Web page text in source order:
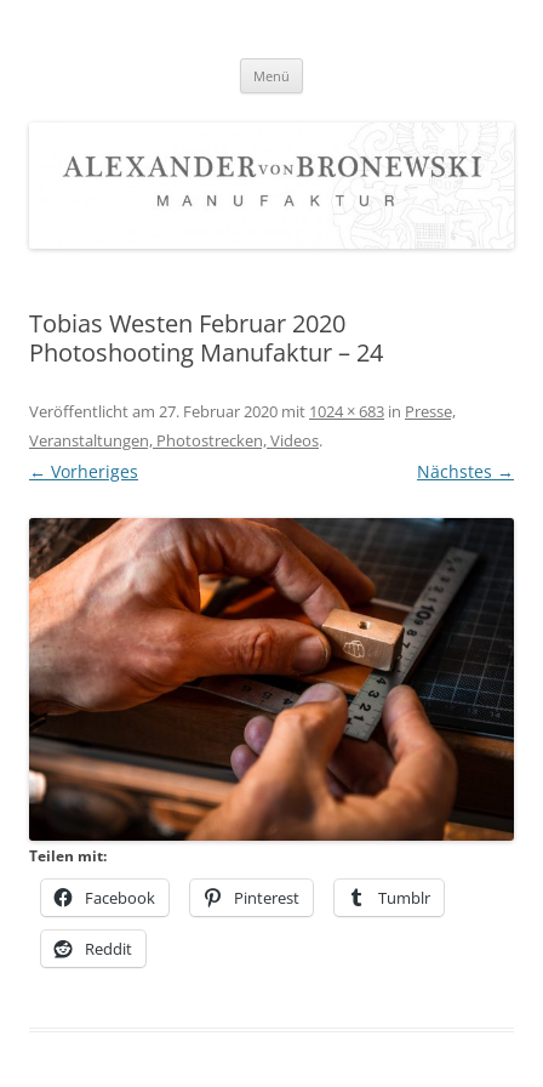
Menü
Tobias Westen Februar 2020
Photoshooting Manufaktur – 24
Veröffentlicht am 27. Februar 2020 mit 1024 × 683 in Presse,
Veranstaltungen, Photostrecken, Videos.
← Vorheriges Nächstes →
Teilen mit:
Facebook Pinterest Tumblr
Reddit